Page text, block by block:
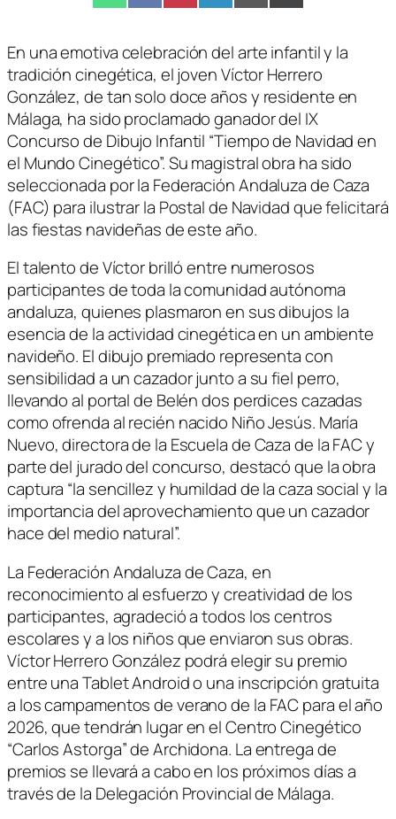
en en en en en en
(Twitter)
En una emotiva celebración del arte infantil y la
tradición cinegética, el joven Víctor Herrero
González, de tan solo doce años y residente en
Málaga, ha sido proclamado ganador del IX
Concurso de Dibujo Infantil “Tiempo de Navidad en
el Mundo Cinegético”. Su magistral obra ha sido
seleccionada por la Federación Andaluza de Caza
(FAC) para ilustrar la Postal de Navidad que felicitará
las fiestas navideñas de este año.
El talento de Víctor brilló entre numerosos
participantes de toda la comunidad autónoma
andaluza, quienes plasmaron en sus dibujos la
esencia de la actividad cinegética en un ambiente
navideño. El dibujo premiado representa con
sensibilidad a un cazador junto a su fiel perro,
llevando al portal de Belén dos perdices cazadas
como ofrenda al recién nacido Niño Jesús. María
Nuevo, directora de la Escuela de Caza de la FAC y
parte del jurado del concurso, destacó que la obra
captura “la sencillez y humildad de la caza social y la
importancia del aprovechamiento que un cazador
hace del medio natural”.
La Federación Andaluza de Caza, en
reconocimiento al esfuerzo y creatividad de los
participantes, agradeció a todos los centros
escolares y a los niños que enviaron sus obras.
Víctor Herrero González podrá elegir su premio
entre una Tablet Android o una inscripción gratuita
a los campamentos de verano de la FAC para el año
2026, que tendrán lugar en el Centro Cinegético
“Carlos Astorga” de Archidona. La entrega de
premios se llevará a cabo en los próximos días a
través de la Delegación Provincial de Málaga.